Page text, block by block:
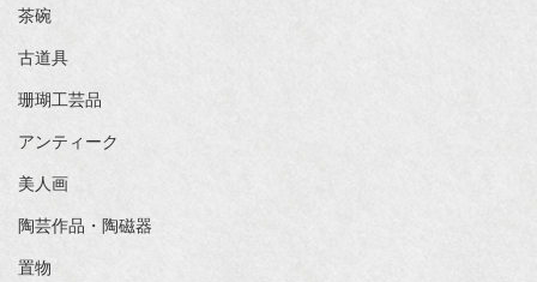
茶碗
古道具
珊瑚工芸品
アンティーク
美人画
陶芸作品・陶磁器
置物